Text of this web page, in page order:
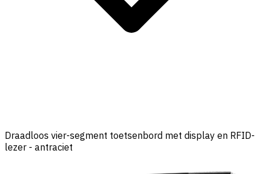
Draadloos vier-segment toetsenbord met display en RFID-
lezer - antraciet